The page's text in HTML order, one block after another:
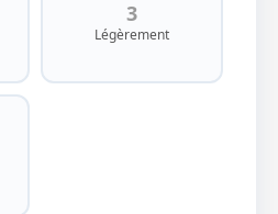
3
Légèrement